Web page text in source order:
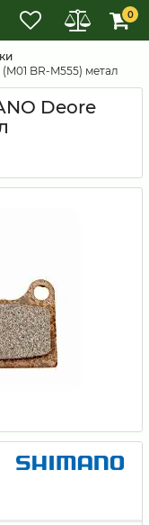
0
BR-M555) метал
Deore